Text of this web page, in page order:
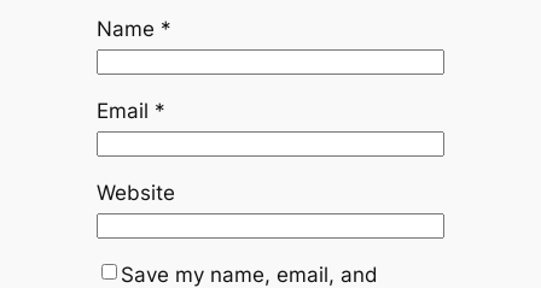
Name *
Email *
Website
Save my name, email, and